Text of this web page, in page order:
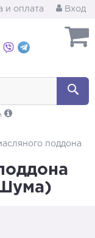
и оплата Вход
поддона